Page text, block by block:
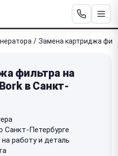
/ Замена картриджа
фильтра на
в Санкт-
Санкт-Петербурге
работу и деталь